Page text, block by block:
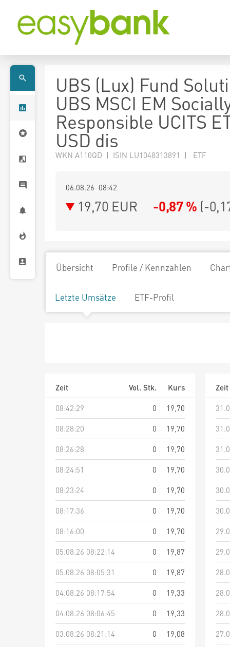
UBS (Lux) Fund
UBS MSCI EM
Responsible UCITS
USD dis
WKN A110QD | ISIN LU1048313891 | ETF
06.08.26 08:42
19,70 EUR -0,87 % (-
Übersicht Profile / Kennzahlen
Letzte Umsätze ETF-Profil
Zeit Vol. Stk.
Kurs
08:42:29
0
19,70
08:28:20
0
19,70
08:26:28
0
19,70
08:24:51
0
19,70
08:23:24
0
19,70
08:17:36
0
19,70
08:16:00
0
19,70
05.08.26 08:22:14
0
19,87
05.08.26 08:05:31
0
19,87
04.08.26 08:17:54
0
19,33
04.08.26 08:06:45
0
19,33
03.08.26 08:21:14
0
19,08
Zeit